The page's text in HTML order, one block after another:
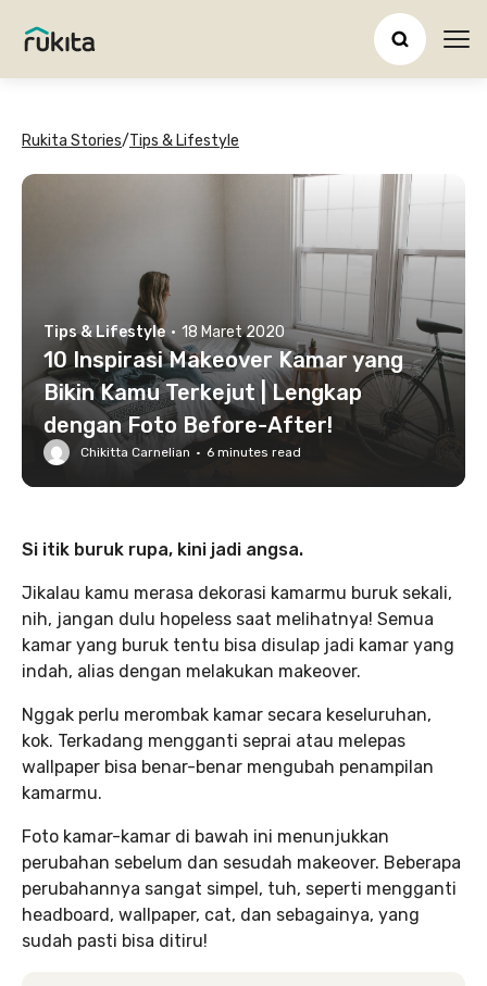
Rukita Stories/Tips & Lifestyle
Tips & Lifestyle · 18 Maret 2020
10 Inspirasi Makeover Kamar yang
Bikin Kamu Terkejut | Lengkap
dengan Foto Before-After!
Chikitta Carnelian · 6 minutes read
Si itik buruk rupa, kini jadi angsa.
Jikalau kamu merasa dekorasi kamarmu buruk sekali,
nih, jangan dulu hopeless saat melihatnya! Semua
kamar yang buruk tentu bisa disulap jadi kamar yang
indah, alias dengan melakukan makeover.
Nggak perlu merombak kamar secara keseluruhan,
kok. Terkadang mengganti seprai atau melepas
wallpaper bisa benar-benar mengubah penampilan
kamarmu.
Foto kamar-kamar di bawah ini menunjukkan
perubahan sebelum dan sesudah makeover. Beberapa
perubahannya sangat simpel, tuh, seperti mengganti
headboard, wallpaper, cat, dan sebagainya, yang
sudah pasti bisa ditiru!